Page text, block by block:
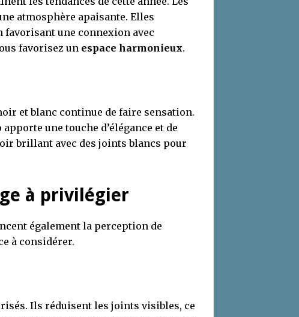
atmosphère apaisante. Elles
favorisant une connexion avec
favorisez un espace harmonieux.
et blanc continue de faire sensation.
une touche d’élégance et de
brillant avec des joints blancs pour
à privilégier
également la perception de
à considérer.
Ils réduisent les joints visibles, ce